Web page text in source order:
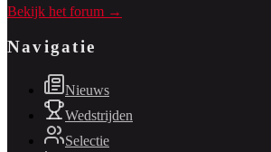
Bekijk het forum →
Navigatie
Nieuws
Wedstrijden
Selectie